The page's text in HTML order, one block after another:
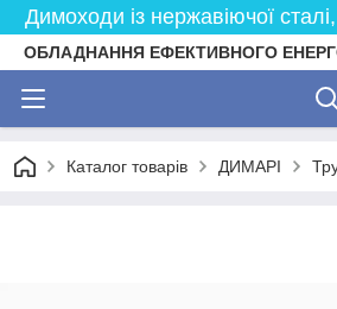
Димоходи із нержавіючої
ОБЛАДНАННЯ ЕФЕКТИВНОГО
Каталог товарів ДИМАРІ